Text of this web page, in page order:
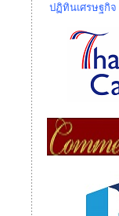
ปฏิทินเศรษฐกิจ